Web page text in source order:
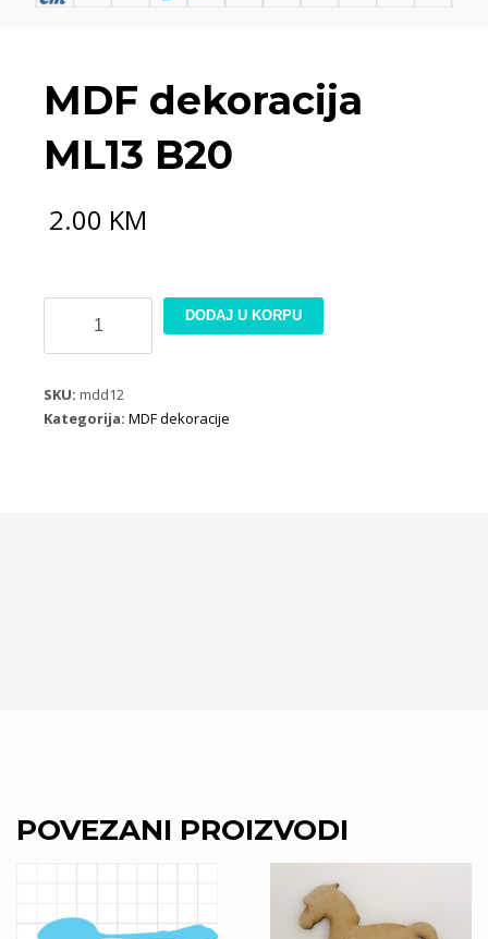
MDF dekoracija
ML13 B20
2.00 KM
dekoracija
ML13
količina
DODAJ U KORPU
SKU: mdd12
Kategorija: MDF dekoracije
POVEZANI PROIZVODI